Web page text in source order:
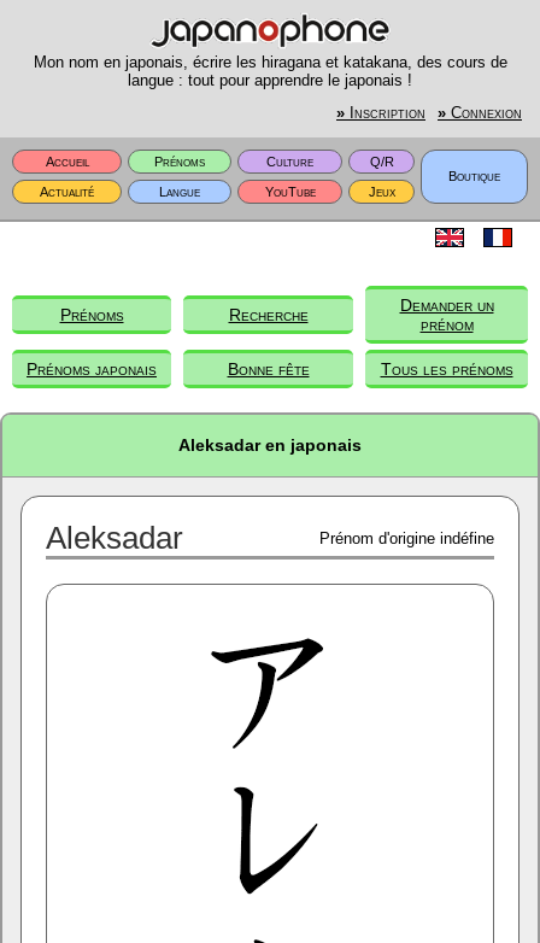
Mon nom en japonais, écrire les hiragana et katakana, des cours de
langue : tout pour apprendre le japonais !
» Inscription » Connexion
Accueil Prénoms Culture
Q/R
Boutique
Actualité
Langue YouTube Jeux
Prénoms Recherche
Demander un
prénom
Prénoms japonais Bonne fête Tous les prénoms
Aleksadar en japonais
Aleksadar Prénom d'origine indéfine